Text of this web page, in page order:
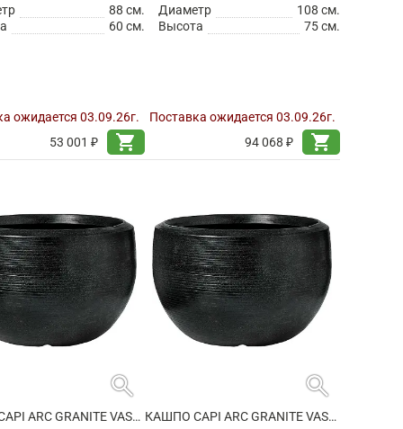
88 см.
60 см.
ожидается 03.09.26г.
53 001 ₽
shopping_cart
Диаметр
108 см.
Высота
75 см.
Поставка ожидается 03.09.26г.
94 068 ₽
shopping_cart
search
КАШПО CAPI ARC GRANITE VASE BALL BLACK
search
КАШПО CAPI ARC GRANITE VASE BALL BLACK